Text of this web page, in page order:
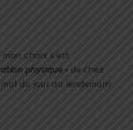
choix s’est
physique » de chez
du jour au lendemain